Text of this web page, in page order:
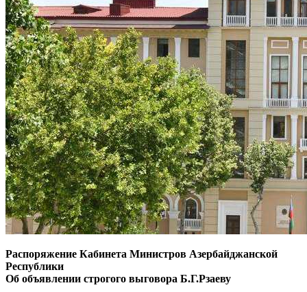
Распоряжение Кабинета Министров Азербайджанской
Республики
Об объявлении строгого выговора Б.Г.Рзаеву